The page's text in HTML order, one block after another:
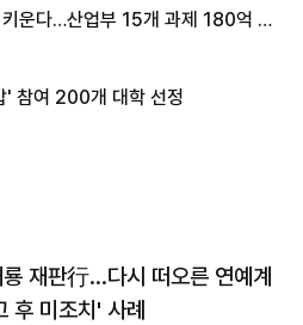
운다…산업부 15개 과제 180억 지
' 참여 200개 대학 선정
룡 재판行…다시 떠오른 연예계
후 미조치' 사례